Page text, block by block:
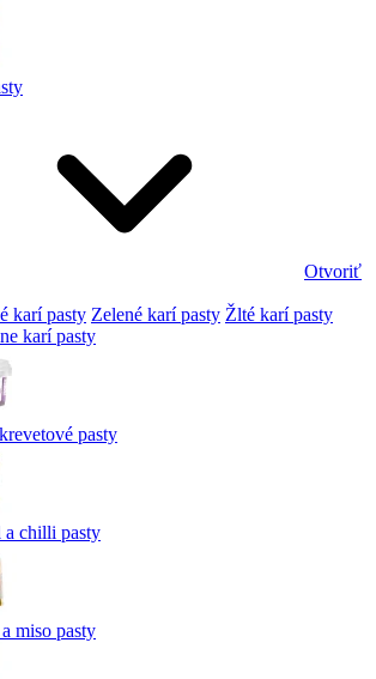
Otvoriť
karí pasty Zelené karí pasty Žlté karí pasty
karí pasty
pasty
a chilli pasty
miso pasty